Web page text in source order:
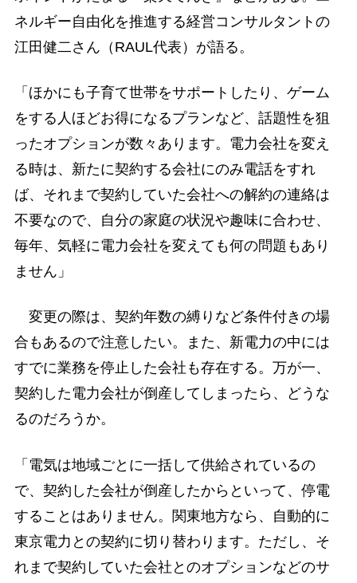
ネルギー自由化を推進する経営コンサルタントの
江田健二さん（RAUL代表）が語る。
「ほかにも子育て世帯をサポートしたり、ゲーム
をする人ほどお得になるプランなど、話題性を狙
ったオプションが数々あります。電力会社を変え
る時は、新たに契約する会社にのみ電話をすれ
ば、それまで契約していた会社への解約の連絡は
不要なので、自分の家庭の状況や趣味に合わせ、
毎年、気軽に電力会社を変えても何の問題もあり
ません」
変更の際は、契約年数の縛りなど条件付きの場
合もあるので注意したい。また、新電力の中には
すでに業務を停止した会社も存在する。万が一、
契約した電力会社が倒産してしまったら、どうな
るのだろうか。
「電気は地域ごとに一括して供給されているの
で、契約した会社が倒産したからといって、停電
することはありません。関東地方なら、自動的に
東京電力との契約に切り替わります。ただし、そ
れまで契約していた会社とのオプションなどのサ